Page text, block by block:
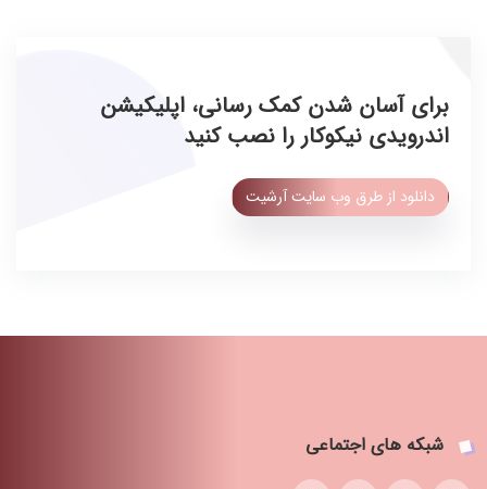
برای آسان شدن کمک رسانی، اپلیکیشن
اندرویدی نیکوکار را نصب کنید
دانلود از طرق وب سایت آرشیت
شبکه های اجتماعی